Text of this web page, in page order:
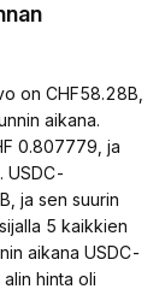
on CHF58.28B,
aikana.
0.807779, ja
USDC-
ja sen suurin
5 kaikkien
aikana USDC-
hinta oli